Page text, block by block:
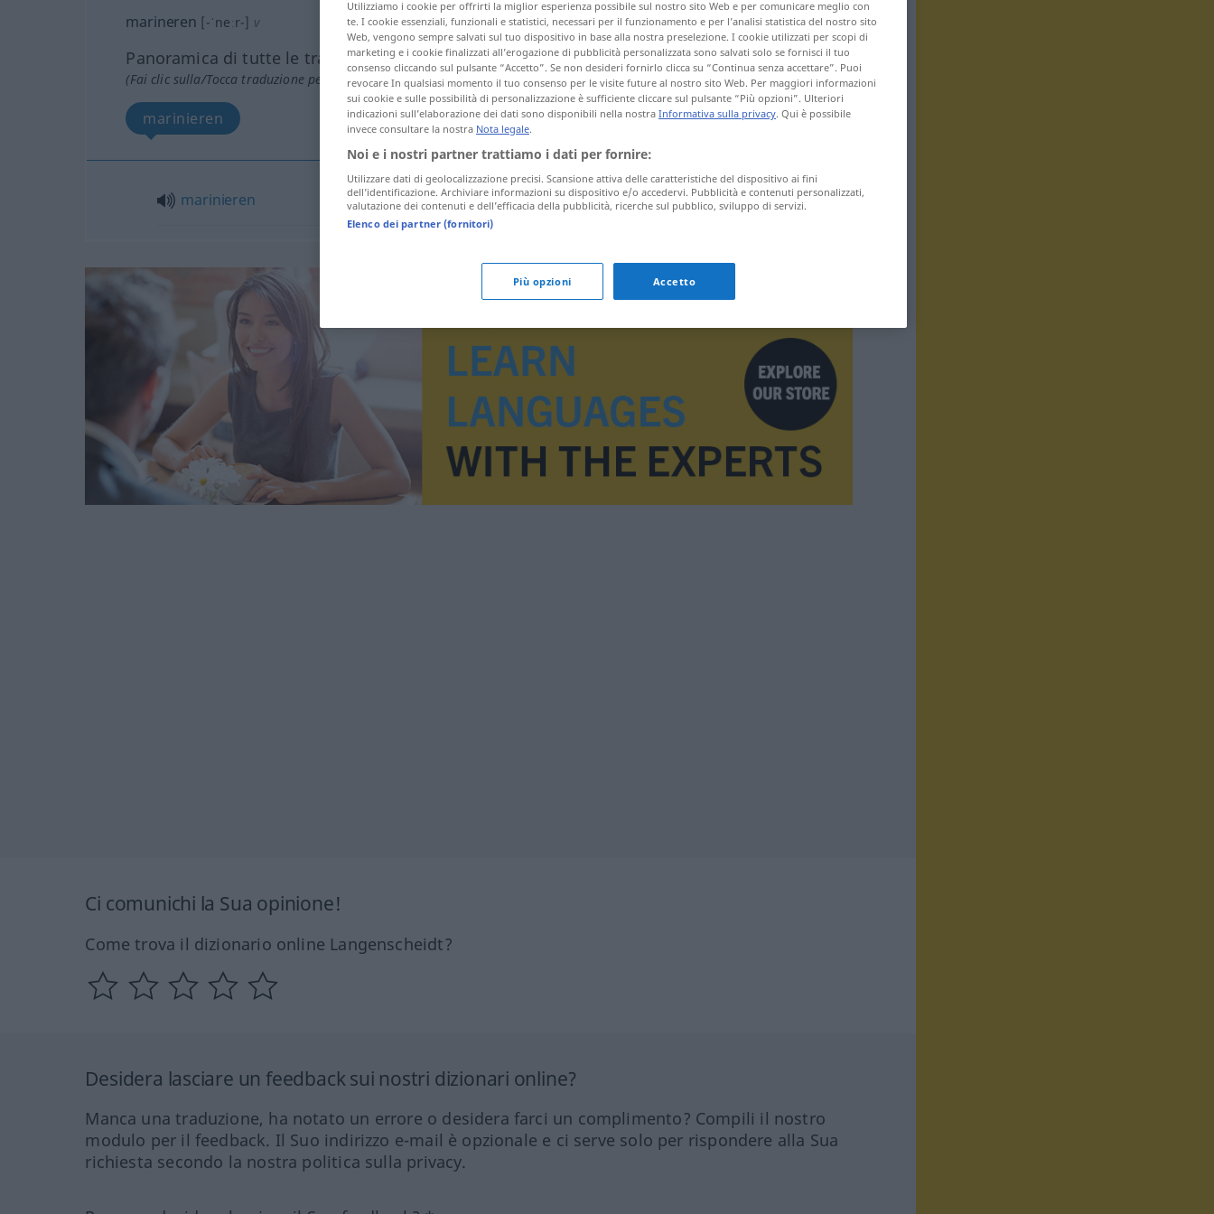
marineren [-ˈneːr-] v
Panoramica di tutte le traduzion
(Fai clic sulla/Tocca traduzione per maggiori dettagli)
marinieren
marinieren marineren
Ci comunichi la Sua opinione!
Come trova il dizionario online Langenscheidt?
Desidera lasciare un feedback sui nostri dizionari online?
Manca una traduzione, ha notato un errore o desidera farci un complimento? Compili il nostro
modulo per il feedback. Il Suo indirizzo e-mail è opzionale e ci serve solo per rispondere alla Sua
richiesta secondo la nostra politica sulla privacy.
Utilizziamo i cookie per offrirti la miglior esperienza possibile sul nostro sito Web e per comunicare meglio con
te. I cookie essenziali, funzionali e statistici, necessari per il funzionamento e per l’analisi statistica del nostro sito
Web, vengono sempre salvati sul tuo dispositivo in base alla nostra preselezione. I cookie utilizzati per scopi di
marketing e i cookie finalizzati all’erogazione di pubblicità personalizzata sono salvati solo se fornisci il tuo
consenso cliccando sul pulsante “Accetto”. Se non desideri fornirlo clicca su “Continua senza accettare”. Puoi
revocare In qualsiasi momento il tuo consenso per le visite future al nostro sito Web. Per maggiori informazioni
sui cookie e sulle possibilità di personalizzazione è sufficiente cliccare sul pulsante “Più opzioni”. Ulteriori
indicazioni sull’elaborazione dei dati sono disponibili nella nostra Informativa sulla privacy. Qui è possibile
invece consultare la nostra Nota legale.
Noi e i nostri partner trattiamo i dati per fornire:
Utilizzare dati di geolocalizzazione precisi. Scansione attiva delle caratteristiche del dispositivo ai fini
dell’identificazione. Archiviare informazioni su dispositivo e/o accedervi. Pubblicità e contenuti personalizzati,
valutazione dei contenuti e dell’efficacia della pubblicità, ricerche sul pubblico, sviluppo di servizi.
Elenco dei partner (fornitori)
Più opzioni Accetto